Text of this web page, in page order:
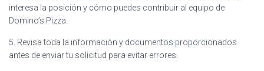
interesa la posición y cómo puedes contribuir al equipo de
Domino’s Pizza.
5. Revisa toda la información y documentos proporcionados
antes de enviar tu solicitud para evitar errores.